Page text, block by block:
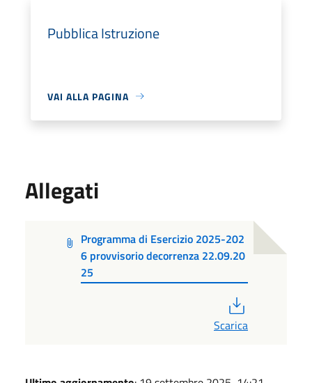
Pubblica Istruzione
VAI ALLA PAGINA
Allegati
Programma di Esercizio 2025-202
6 provvisorio decorrenza 22.09.20
25
Scarica